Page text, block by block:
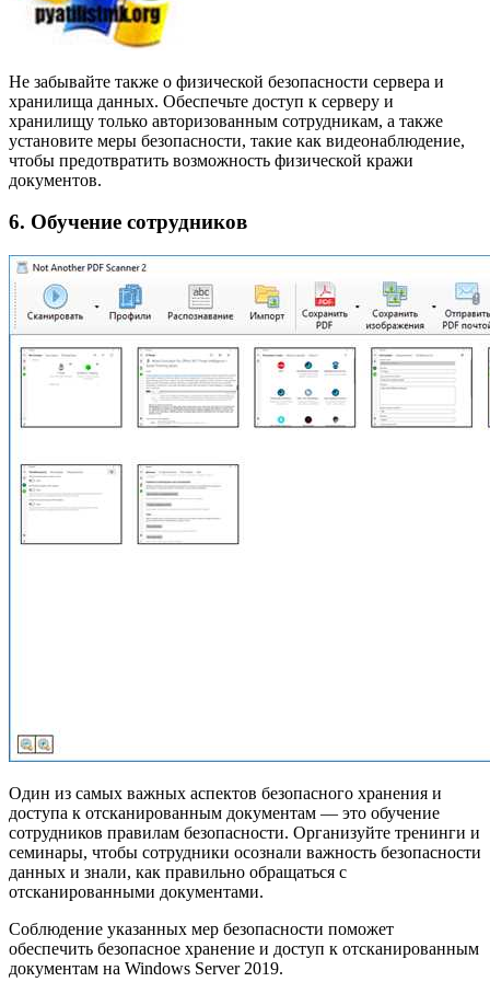
Не забывайте также о физической безопасности сервера и
хранилища данных. Обеспечьте доступ к серверу и
хранилищу только авторизованным сотрудникам, а также
установите меры безопасности, такие как видеонаблюдение,
чтобы предотвратить возможность физической кражи
документов.
6. Обучение сотрудников
Один из самых важных аспектов безопасного хранения и
доступа к отсканированным документам — это обучение
сотрудников правилам безопасности. Организуйте тренинги и
семинары, чтобы сотрудники осознали важность безопасности
данных и знали, как правильно обращаться с
отсканированными документами.
Соблюдение указанных мер безопасности поможет
обеспечить безопасное хранение и доступ к отсканированным
документам на Windows Server 2019.